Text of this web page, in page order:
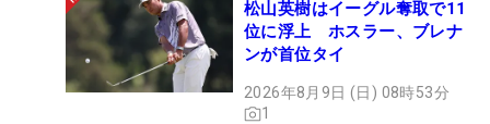
松山英樹はイーグル奪取で11
位に浮上 ホスラー、ブレナ
ンが首位タイ
2026年8月9日 (日) 08時53分
1